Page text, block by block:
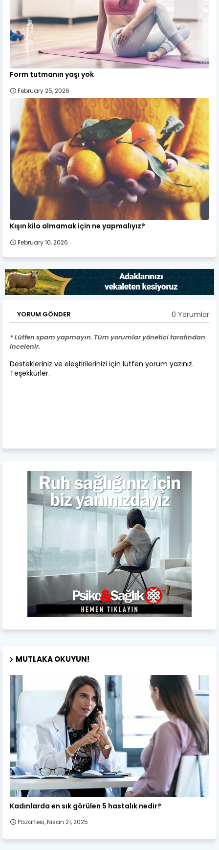
Form tutmanın yaşı yok
February 25, 2026
Kışın kilo almamak için ne yapmalıyız?
February 10, 2026
YORUM GÖNDER 0 Yorumlar
* Lütfen spam yapmayın. Tüm yorumlar yönetici tarafından
incelenir.
Destekleriniz ve eleştirilerinizi için lütfen yorum yazınız.
Teşekkürler.
MUTLAKA OKUYUN!
Kadın Sağlığı
Kadınlarda en sık görülen 5 hastalık nedir?
Pazartesi, Nisan 21, 2025